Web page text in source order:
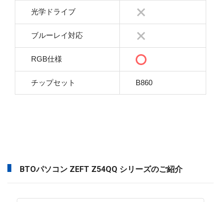
光学ドライブ
ブルーレイ対応
RGB仕様
チップセット B860
BTOパソコン ZEFT Z54QQ シリーズのご紹介